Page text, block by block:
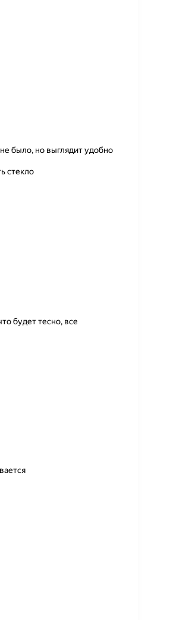
было, но выглядит удобно
стекло
будет тесно, все